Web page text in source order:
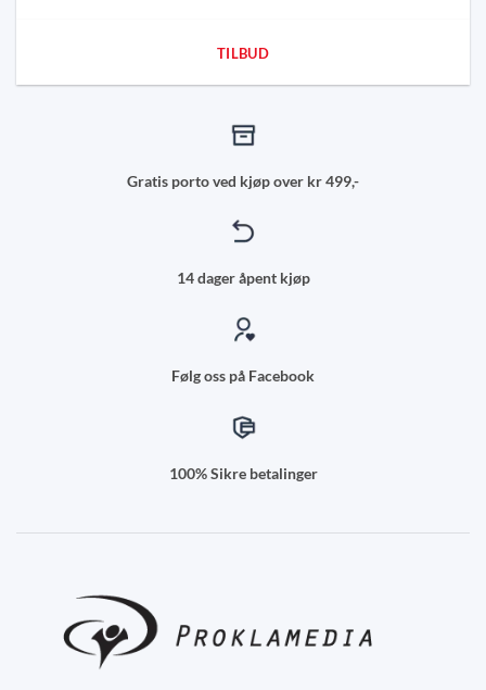
TILBUD
Gratis porto ved kjøp over kr 499,-
14 dager åpent kjøp
Følg oss på Facebook
100% Sikre betalinger